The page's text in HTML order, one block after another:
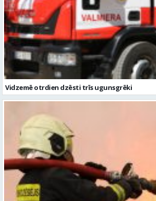
Vidzemē otrdien dzēsti trīs ugunsgrēki